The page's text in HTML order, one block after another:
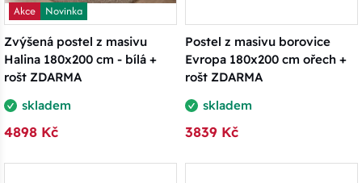
Akce
Novinka
Zvýšená postel z masivu
Halina 180x200 cm - bílá +
rošt ZDARMA
skladem
4898 Kč
Postel z masivu borovice
Evropa 180x200 cm ořech +
rošt ZDARMA
skladem
3839 Kč